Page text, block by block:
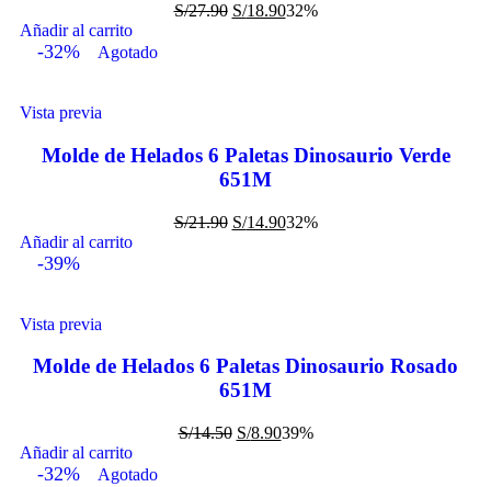
S/27.90 S/18.9032%
Añadir al carrito
-32% Agotado
Vista previa
Molde de Helados 6 Paletas Dinosaurio Verde
651M
S/21.90 S/14.9032%
Añadir al carrito
-39%
Vista previa
Molde de Helados 6 Paletas Dinosaurio Rosado
651M
S/14.50 S/8.9039%
Añadir al carrito
-32% Agotado